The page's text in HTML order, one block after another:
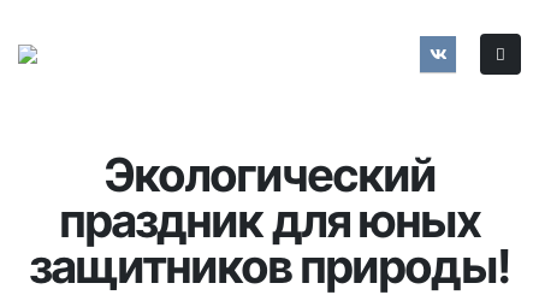
Экологический
праздник для юных
защитников природы!